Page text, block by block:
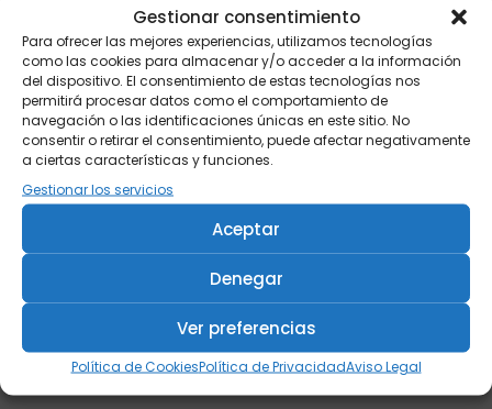
Gestionar consentimiento
Para ofrecer las mejores experiencias, utilizamos tecnologías
como las cookies para almacenar y/o acceder a la información
del dispositivo. El consentimiento de estas tecnologías nos
permitirá procesar datos como el comportamiento de
navegación o las identificaciones únicas en este sitio. No
consentir o retirar el consentimiento, puede afectar negativamente
a ciertas características y funciones.
Gestionar los servicios
Aceptar
Denegar
Ver preferencias
Política de CookiesPolítica de PrivacidadAviso Legal
Productos